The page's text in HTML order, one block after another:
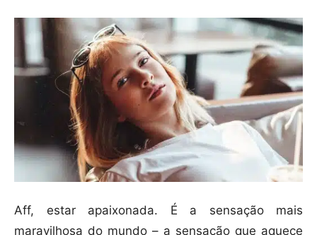
Aff, estar apaixonada. É a sensação mais
maravilhosa do mundo – a sensação que aquece